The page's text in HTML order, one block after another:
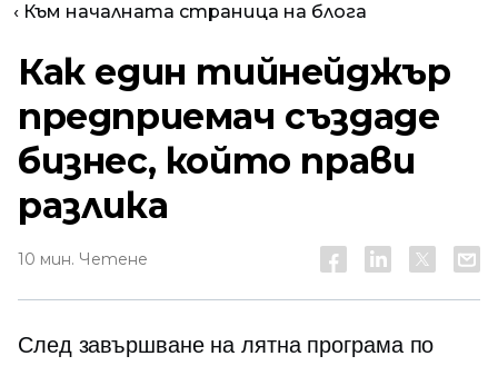
‹ Към началната страница на блога
Как един тийнейджър
предприемач създаде
бизнес, който прави
разлика
10 мин. Четене
След завършване на лятна програма по